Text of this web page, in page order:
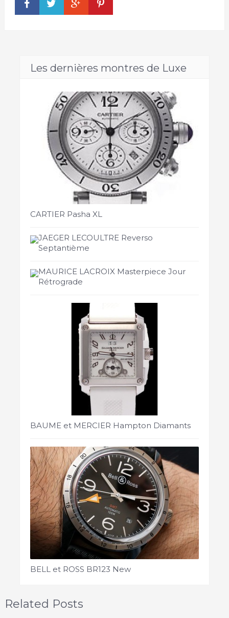
Les dernières montres de Luxe
CARTIER Pasha XL
JAEGER LECOULTRE Reverso
Septantième
MAURICE LACROIX Masterpiece Jour
Rétrograde
BAUME et MERCIER Hampton Diamants
BELL et ROSS BR123 New
Related Posts